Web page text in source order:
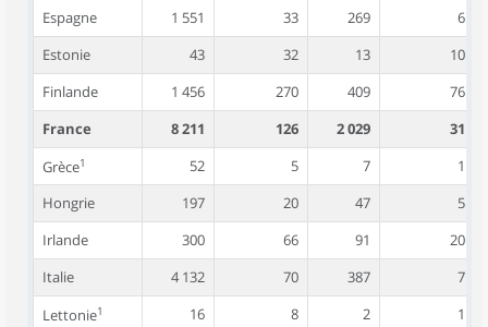
Espagne
1 551 33 269
6
Estonie
43 32 13
10
Finlande
1 456 270 409
76
France
8 211 126 2 029
31
Grèce1 52 5 7
1
Hongrie
197 20 47
5
Irlande
300 66 91
20
Italie
4 132 70 387
7
Lettonie1 16 8 2
1